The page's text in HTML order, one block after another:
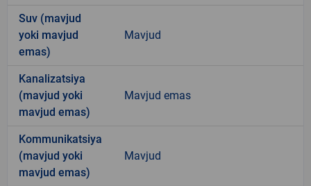
Suv (mavjud
yoki mavjud
emas)
Mavjud
Kanalizatsiya
(mavjud yoki
mavjud emas)
Mavjud emas
Kommunikatsiya
(mavjud yoki
mavjud emas)
Mavjud